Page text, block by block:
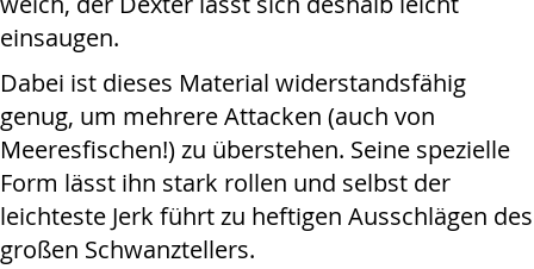
einsaugen.
Dabei ist dieses Material widerstandsfähig
genug, um mehrere Attacken (auch von
Meeresfischen!) zu überstehen. Seine spezielle
Form lässt ihn stark rollen und selbst der
leichteste Jerk führt zu heftigen Ausschlägen des
großen Schwanztellers.